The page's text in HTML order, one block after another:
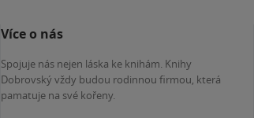
Více o nás
Spojuje nás nejen láska ke knihám. Knihy
Dobrovský vždy budou rodinnou firmou, která
pamatuje na své kořeny.